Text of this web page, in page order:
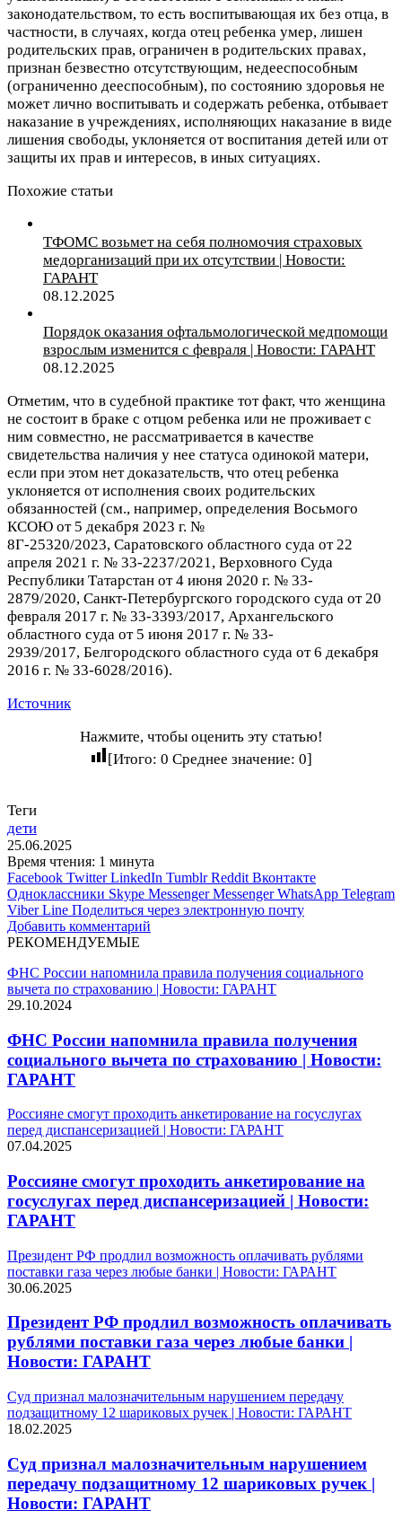
законодательством, то есть воспитывающая их без отца, в
частности, в случаях, когда отец ребенка умер, лишен
родительских прав, ограничен в родительских правах,
признан безвестно отсутствующим, недееспособным
(ограниченно дееспособным), по состоянию здоровья не
может лично воспитывать и содержать ребенка, отбывает
наказание в учреждениях, исполняющих наказание в виде
лишения свободы, уклоняется от воспитания детей или от
защиты их прав и интересов, в иных ситуациях.
Похожие статьи
ТФОМС возьмет на себя полномочия страховых
медорганизаций при их отсутствии | Новости:
ГАРАНТ
08.12.2025
Порядок оказания офтальмологической медпомощи
взрослым изменится с февраля | Новости: ГАРАНТ
08.12.2025
Отметим, что в судебной практике тот факт, что женщина
не состоит в браке с отцом ребенка или не проживает с
ним совместно, не рассматривается в качестве
свидетельства наличия у нее статуса одинокой матери,
если при этом нет доказательств, что отец ребенка
уклоняется от исполнения своих родительских
обязанностей (см., например, определения Восьмого
КСОЮ от 5 декабря 2023 г. №
8Г-25320/2023, Саратовского областного суда от 22
апреля 2021 г. № 33-2237/2021, Верховного Суда
Республики Татарстан от 4 июня 2020 г. № 33-
2879/2020, Санкт-Петербургского городского суда от 20
февраля 2017 г. № 33-3393/2017, Архангельского
областного суда от 5 июня 2017 г. № 33-
2939/2017, Белгородского областного суда от 6 декабря
2016 г. № 33-6028/2016).
Источник
Нажмите, чтобы оценить эту статью!
[Итого: 0 Среднее значение: 0]
Теги
дети
25.06.2025
Время чтения: 1 минута
Facebook Twitter LinkedIn Tumblr Reddit Вконтакте
Одноклассники Skype Messenger Messenger WhatsApp Telegram
Viber Line Поделиться через электронную почту
Добавить комментарий
РЕКОМЕНДУЕМЫЕ
ФНС России напомнила правила получения социального
вычета по страхованию | Новости: ГАРАНТ
29.10.2024
ФНС России напомнила правила получения
социального вычета по страхованию | Новости:
ГАРАНТ
Россияне смогут проходить анкетирование на госуслугах
перед диспансеризацией | Новости: ГАРАНТ
07.04.2025
Россияне смогут проходить анкетирование на
госуслугах перед диспансеризацией | Новости:
ГАРАНТ
Президент РФ продлил возможность оплачивать рублями
поставки газа через любые банки | Новости: ГАРАНТ
30.06.2025
Президент РФ продлил возможность оплачивать
рублями поставки газа через любые банки |
Новости: ГАРАНТ
Суд признал малозначительным нарушением передачу
подзащитному 12 шариковых ручек | Новости: ГАРАНТ
18.02.2025
Суд признал малозначительным нарушением
передачу подзащитному 12 шариковых ручек |
Новости: ГАРАНТ